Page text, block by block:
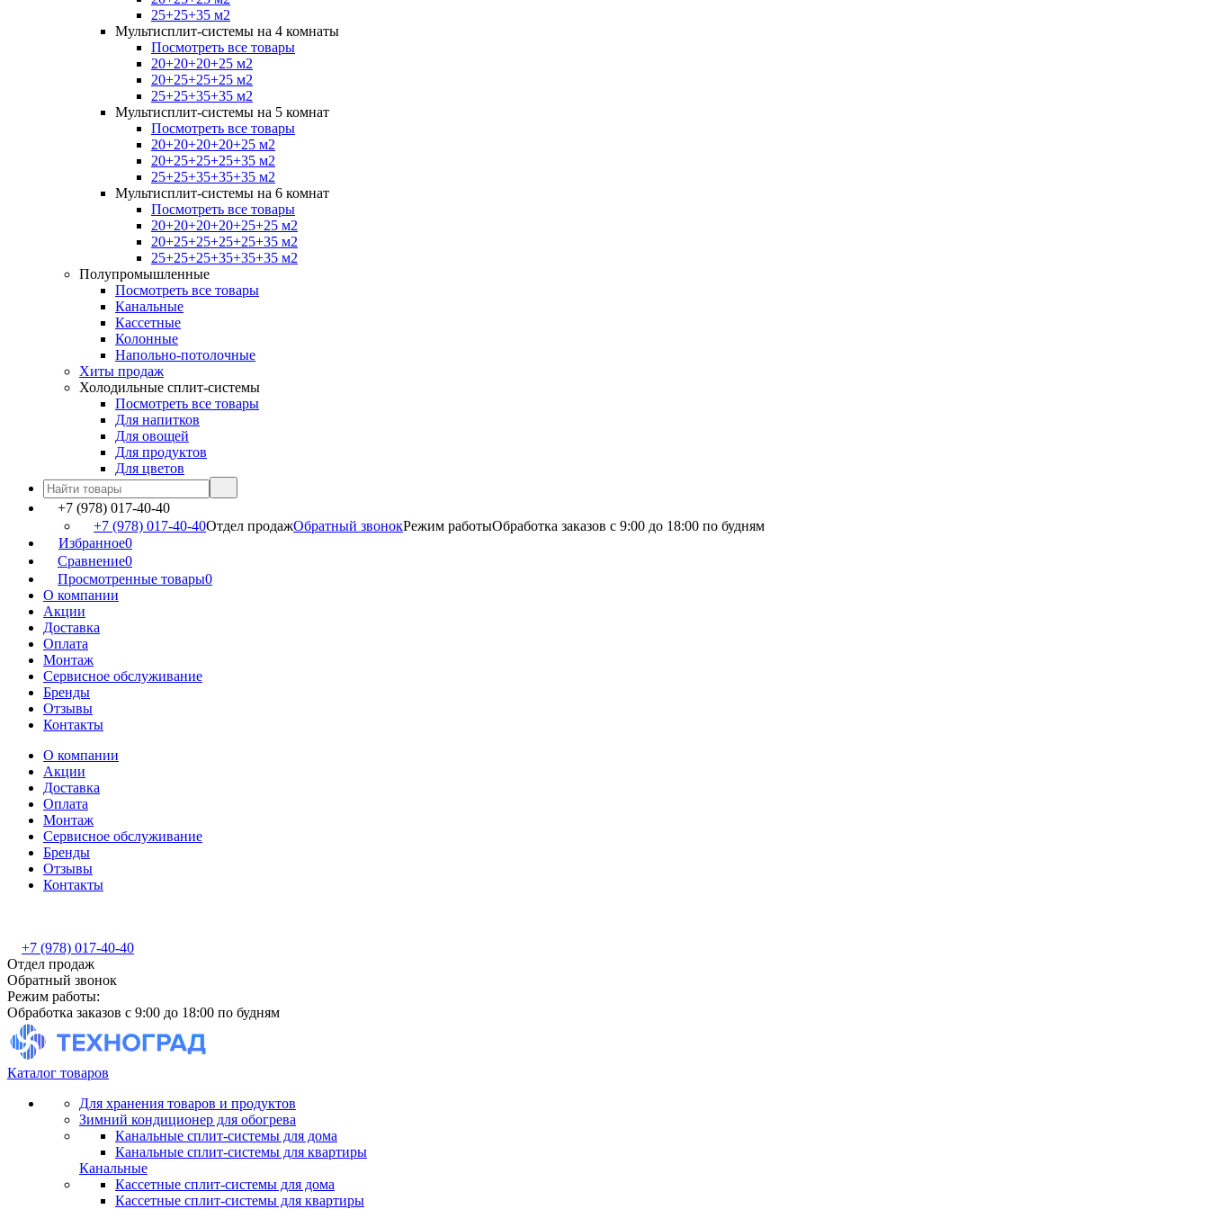
25+25+35 м2
Мультисплит-системы на 4 комнаты
Посмотреть все товары
20+20+20+25 м2
20+25+25+25 м2
25+25+35+35 м2
Мультисплит-системы на 5 комнат
Посмотреть все товары
20+20+20+20+25 м2
20+25+25+25+35 м2
25+25+35+35+35 м2
Мультисплит-системы на 6 комнат
Посмотреть все товары
20+20+20+20+25+25 м2
20+25+25+25+25+35 м2
25+25+25+35+35+35 м2
Полупромышленные
Посмотреть все товары
Канальные
Кассетные
Колонные
Напольно-потолочные
Хиты продаж
Холодильные сплит-системы
Посмотреть все товары
Для напитков
Для овощей
Для продуктов
Для цветов
+7 (978) 017-40-40
+7 (978) 017-40-40Отдел продажОбратный звонокРежим работыОбработка заказов с 9:00 до 18:00 по будням
Избранное0
Сравнение0
Просмотренные товары0
О компании
Акции
Доставка
Оплата
Монтаж
Сервисное обслуживание
Бренды
Отзывы
Контакты
О компании
Акции
Доставка
Оплата
Монтаж
Сервисное обслуживание
Бренды
Отзывы
Контакты
+7 (978) 017-40-40
Отдел продаж
Обратный звонок
Режим работы:
Обработка заказов с 9:00 до 18:00 по будням
Каталог товаров
Для хранения товаров и продуктов
Зимний кондиционер для обогрева
Канальные сплит-системы для дома
Канальные сплит-системы для квартиры
Канальные
Кассетные сплит-системы для дома
Кассетные сплит-системы для квартиры